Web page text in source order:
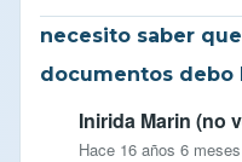
necesito saber
documentos debo
Inirida Marin (no
Hace 16 años 6 meses